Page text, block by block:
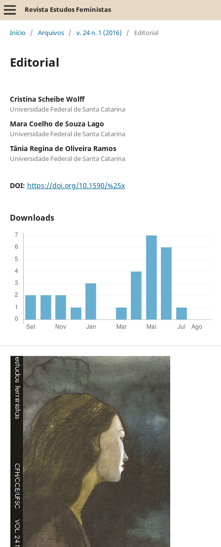
Revista Estudos Feministas
Início / Arquivos / v. 24 n. 1 (2016) / Editorial
Editorial
Cristina Scheibe Wolff
Universidade Federal de Santa Catarina
Mara Coelho de Souza Lago
Universidade Federal de Santa Catarina
Tânia Regina de Oliveira Ramos
Universidade Federal de Santa Catarina
DOI: https://doi.org/10.1590/%25x
Downloads